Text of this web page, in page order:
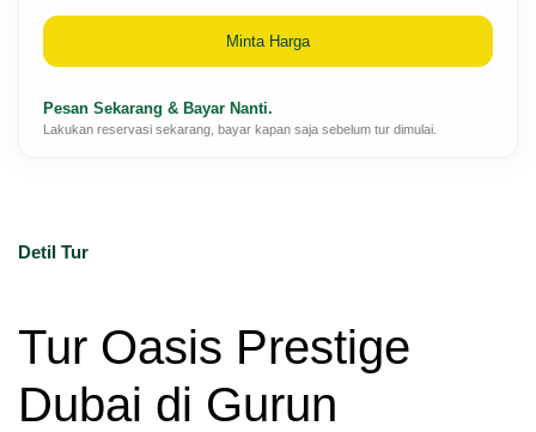
Detil Tur
Tur Oasis Prestige
Dubai di Gurun
Minta Harga
Pesan Sekarang & Bayar Nanti.
Lakukan reservasi sekarang, bayar kapan saja sebelum tur dimulai.